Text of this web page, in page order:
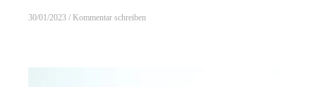
30/01/2023 Kommentar schreiben